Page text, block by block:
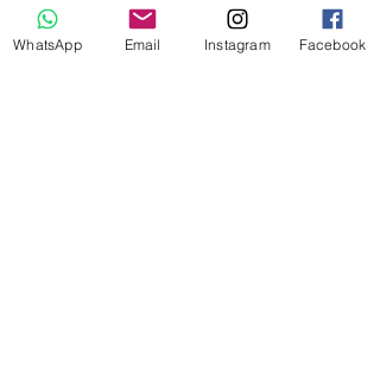
dias após a data da compra. Depois deste
período, não será mais possível solicitar o
reembolso.
WhatsApp Email Instagram Facebook